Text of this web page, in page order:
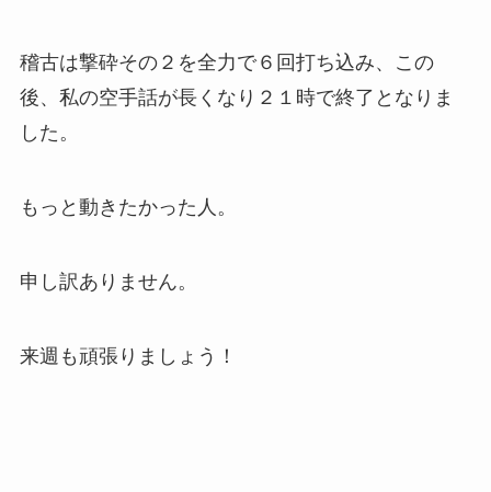
稽古は撃砕その２を全力で６回打ち込み、この
後、私の空手話が長くなり２１時で終了となりま
した。
もっと動きたかった人。
申し訳ありません。
来週も頑張りましょう！